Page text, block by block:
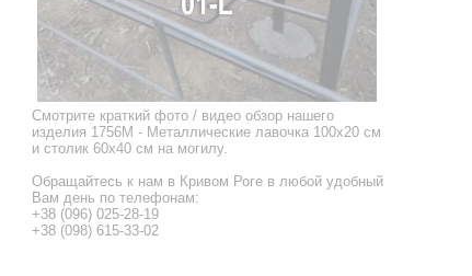
Смотрите краткий фото / видео обзор нашего
изделия 1756M - Металлические лавочка 100x20 см
и столик 60x40 см на могилу.
Обращайтесь к нам в Кривом Роге в любой удобный
Вам день по телефонам:
+38 (096) 025-28-19
+38 (098) 615-33-02